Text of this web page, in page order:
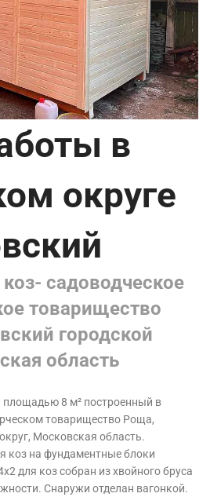
в
округе
садоводческое
товарищество
городской
область
площадью 8 м² построенный в
товарищество Роща,
Московская область.
коз на фундаментные блоки
для коз собран из хвойного бруса
Снаружи отделан вагонкой.